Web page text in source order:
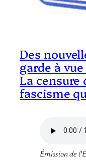
Des
garde à
La censure
fascisme
Émission de